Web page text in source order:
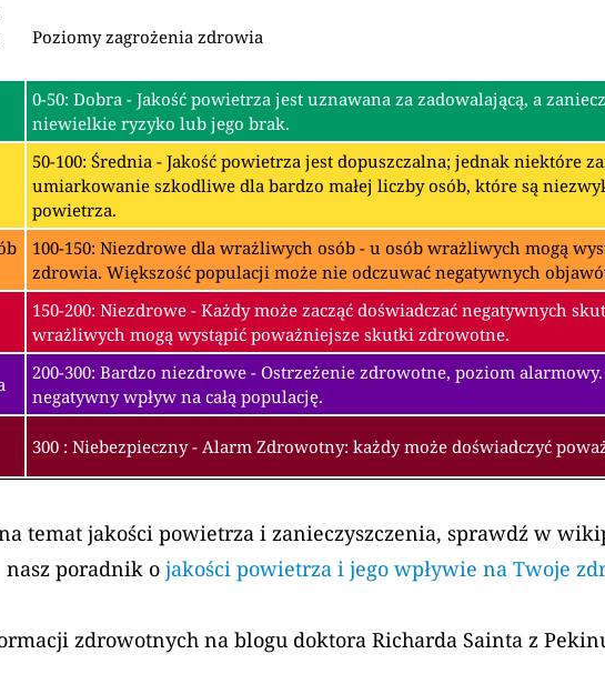
Poziomy zagrożenia zdrowia
0-50: Dobra - Jakość powietrza jest uznawana za zadowalającą, a
niewielkie ryzyko lub jego brak.
50-100: Średnia - Jakość powietrza jest dopuszczalna; jednak niektóre
umiarkowanie szkodliwe dla bardzo małej liczby osób, które są
powietrza.
100-150: Niezdrowe dla wrażliwych osób - u osób wrażliwych mogą
zdrowia. Większość populacji może nie odczuwać negatywnych
150-200: Niezdrowe - Każdy może zacząć doświadczać negatywnych
wrażliwych mogą wystąpić poważniejsze skutki zdrowotne.
200-300: Bardzo niezdrowe - Ostrzeżenie zdrowotne, poziom
negatywny wpływ na całą populację.
300 : Niebezpieczny - Alarm Zdrowotny: każdy może doświadczyć
temat jakości powietrza i zanieczyszczenia, sprawdź w
nasz poradnik o jakości powietrza i jego wpływie na Twoje
zdrowotnych na blogu doktora Richarda Sainta z